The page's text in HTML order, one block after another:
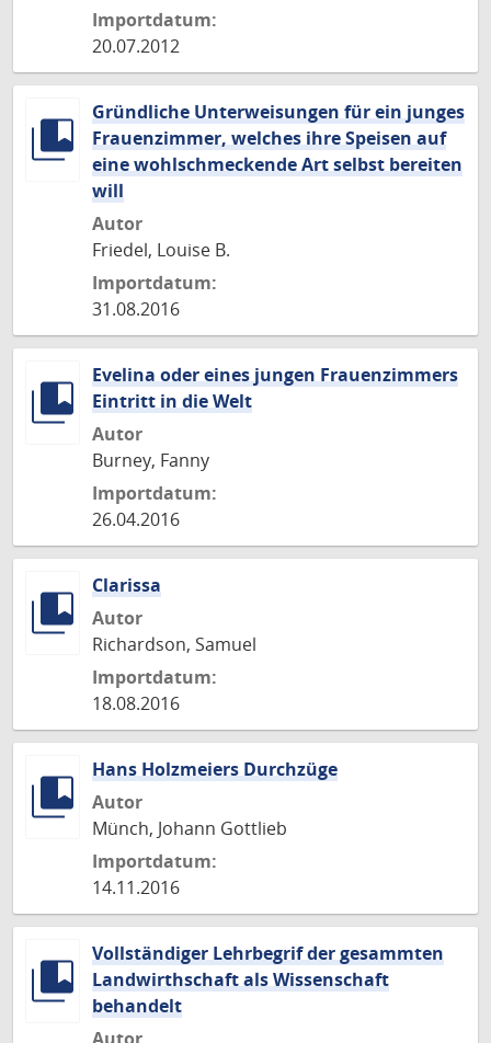
Importdatum:
20.07.2012
Gründliche Unterweisungen für ein junges
Frauenzimmer, welches ihre Speisen auf
eine wohlschmeckende Art selbst bereiten
will
Autor
Friedel, Louise B.
Importdatum:
31.08.2016
Evelina oder eines jungen Frauenzimmers
Eintritt in die Welt
Autor
Burney, Fanny
Importdatum:
26.04.2016
Clarissa
Autor
Richardson, Samuel
Importdatum:
18.08.2016
Hans Holzmeiers Durchzüge
Autor
Münch, Johann Gottlieb
Importdatum:
14.11.2016
Vollständiger Lehrbegrif der gesammten
Landwirthschaft als Wissenschaft
behandelt